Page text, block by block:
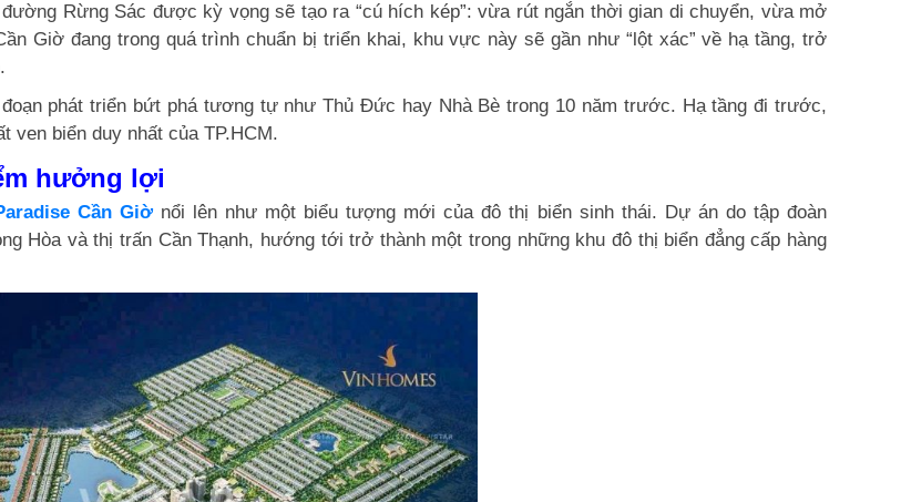
Rừng Sác được kỳ vọng sẽ tạo ra “cú hích kép”: vừa rút ngắn thời gian di chuyển, vừa mở
Giờ đang trong quá trình chuẩn bị triển khai, khu vực này sẽ gần như “lột xác” về hạ tầng, trở
phát triển bứt phá tương tự như Thủ Đức hay Nhà Bè trong 10 năm trước. Hạ tầng đi trước,
ven biển duy nhất của TP.HCM.
hưởng lợi
Cần Giờnổi lên như một biểu tượng mới của đô thị biển sinh thái. Dự án do tập đoàn
Hòa và thị trấn Cần Thạnh, hướng tới trở thành một trong những khu đô thị biển đẳng cấp hàng